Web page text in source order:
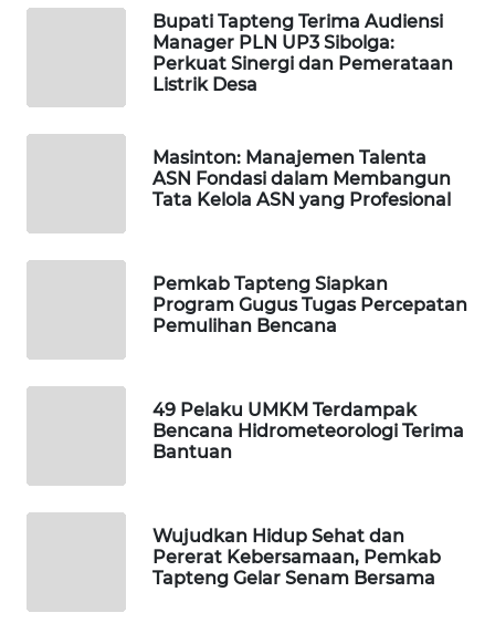
Bupati Tapteng Terima Audiensi
Manager PLN UP3 Sibolga:
Perkuat Sinergi dan Pemerataan
Listrik Desa
Masinton: Manajemen Talenta
ASN Fondasi dalam Membangun
Tata Kelola ASN yang Profesional
Pemkab Tapteng Siapkan
Program Gugus Tugas Percepatan
Pemulihan Bencana
49 Pelaku UMKM Terdampak
Bencana Hidrometeorologi Terima
Bantuan
Wujudkan Hidup Sehat dan
Pererat Kebersamaan, Pemkab
Tapteng Gelar Senam Bersama
WALINKI
ID
KOPEKLIN